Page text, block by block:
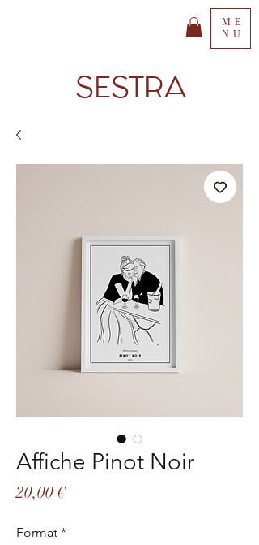
ME
NU
SESTRA
Affiche Pinot Noir
20,00 €Prix
Format *